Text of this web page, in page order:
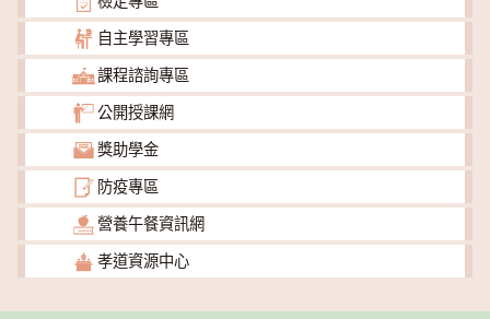
自主學習專區
課程諮詢專區
公開授課網
獎助學金
防疫專區
營養午餐資訊網
孝道資源中心